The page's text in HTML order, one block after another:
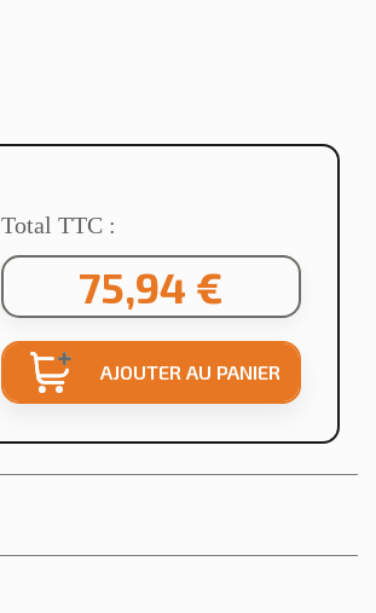
Total TTC :
75,94 €
AJOUTER AU PANIER